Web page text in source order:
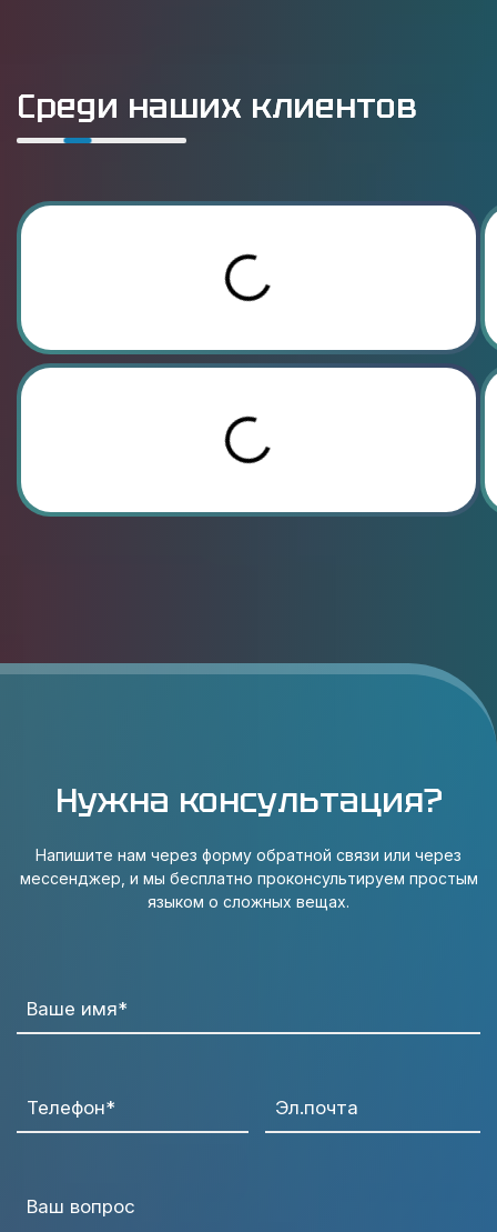
Среди наших клиентов
Нужна консультация?
Напишите нам через форму обратной связи или через
мессенджер, и мы бесплатно проконсультируем простым
языком о сложных вещах.
Ваше имя*
Телефон* Эл.почта
Ваш вопрос